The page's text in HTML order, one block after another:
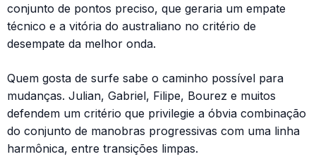
conjunto de pontos preciso, que geraria um empate
técnico e a vitória do australiano no critério de
desempate da melhor onda.
Quem gosta de surfe sabe o caminho possível para
mudanças. Julian, Gabriel, Filipe, Bourez e muitos
defendem um critério que privilegie a óbvia combinação
do conjunto de manobras progressivas com uma linha
harmônica, entre transições limpas.